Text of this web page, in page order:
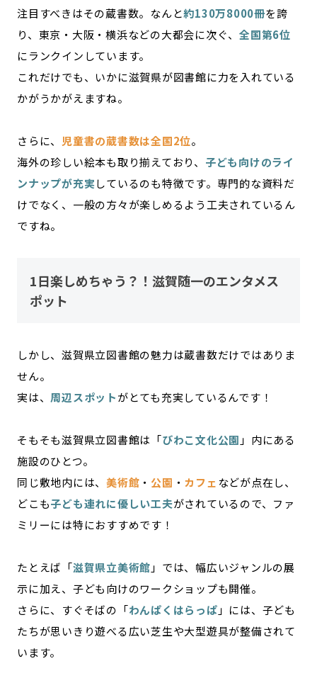
注目すべきはその蔵書数。なんと約130万8000冊を誇
り、東京・大阪・横浜などの大都会に次ぐ、 全国第6位
にランクインしています。
これだけでも、いかに滋賀県が図書館に力を入れている
かがうかがえますね。
さらに、 児童書の蔵書数は全国2位。
海外の珍しい絵本も取り揃えており、 子ども向けのライ
ンナップが充実しているのも特徴です。専門的な資料だ
けでなく、一般の方々が楽しめるよう工夫されているん
ですね。
1日楽しめちゃう？！滋賀随一のエンタメス
ポット
しかし、滋賀県立図書館の魅力は蔵書数だけではありま
せん。
実は、 周辺スポットがとても充実しているんです！
そもそも滋賀県立図書館は「びわこ文化公園 」内にある
施設のひとつ。
同じ敷地内には、 美術館 ・ 公園 ・ カフェ などが点在し、
どこも子ども連れに優しい工夫がされているので、ファ
ミリーには特におすすめです！
たとえば「滋賀県立美術館 」では、幅広いジャンルの展
示に加え、子ども向けのワークショップも開催。
さらに、すぐそばの「わんぱくはらっぱ 」には、子ども
たちが思いきり遊べる広い芝生や大型遊具が整備されて
います。